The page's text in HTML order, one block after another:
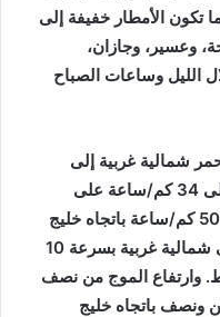
تكون الأمطار خفيفة إلى
وعسير، وجازان،
الليل وساعات الصباح
شمالية غربية إلى
جنوبية غربية بسرعة تتراوح بين 15 إلى 34 كم/ساعة على
الجزء الشمالي والجنوبي، تصل إلى 50 كم/ساعة باتجاه خليج
العقبة. بينما تكون الرياح شمالية إلى شمالية غربية بسرعة 10
وارتفاع الموج من نصف
ونصف باتجاه خليج